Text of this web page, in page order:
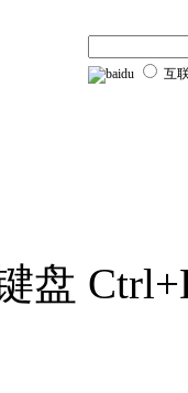
互
盘